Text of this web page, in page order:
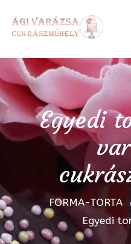
Egyedi
FORMA-TORTA
Egyedi